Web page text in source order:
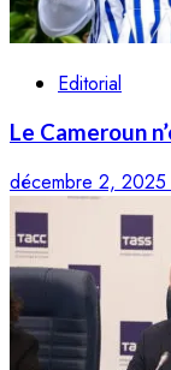
Editorial
Le Cameroun
décembre 2, 2025